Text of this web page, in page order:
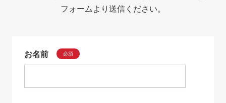
フォームより送信ください。
お名前 必須